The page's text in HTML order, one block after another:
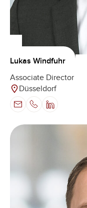
Lukas Windfuhr
Associate Director
Düsseldorf